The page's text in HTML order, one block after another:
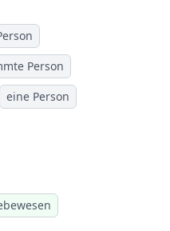
Person
eine Person